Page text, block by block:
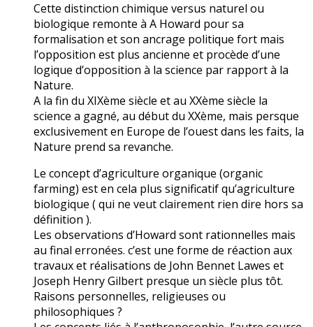
Cette distinction chimique versus naturel ou
biologique remonte à A Howard pour sa
formalisation et son ancrage politique fort mais
l’opposition est plus ancienne et procède d’une
logique d’opposition à la science par rapport à la
Nature.
A la fin du XIXème siècle et au XXème siècle la
science a gagné, au début du XXème, mais persque
exclusivement en Europe de l’ouest dans les faits, la
Nature prend sa revanche.
Le concept d’agriculture organique (organic
farming) est en cela plus significatif qu’agriculture
biologique ( qui ne veut clairement rien dire hors sa
définition ).
Les observations d’Howard sont rationnelles mais
au final erronées. c’est une forme de réaction aux
travaux et réalisations de John Bennet Lawes et
Joseph Henry Gilbert presque un siècle plus tôt.
Raisons personnelles, religieuses ou
philosophiques ?